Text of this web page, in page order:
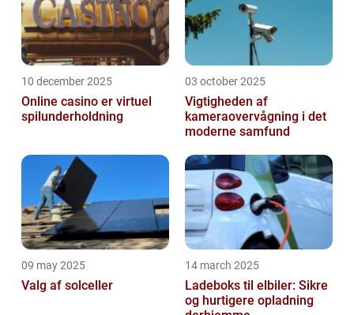
10 december 2025
Online casino er virtuel
spilunderholdning
03 october 2025
Vigtigheden af
kameraovervågning i det
moderne samfund
09 may 2025
Valg af solceller
14 march 2025
Ladeboks til elbiler: Sikre
og hurtigere opladning